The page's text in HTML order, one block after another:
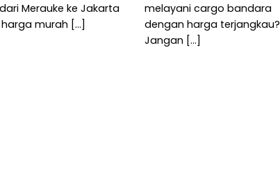
Merauke ke Jakarta
murah [...]
melayani cargo bandara
dengan harga terjangkau?
Jangan [...]